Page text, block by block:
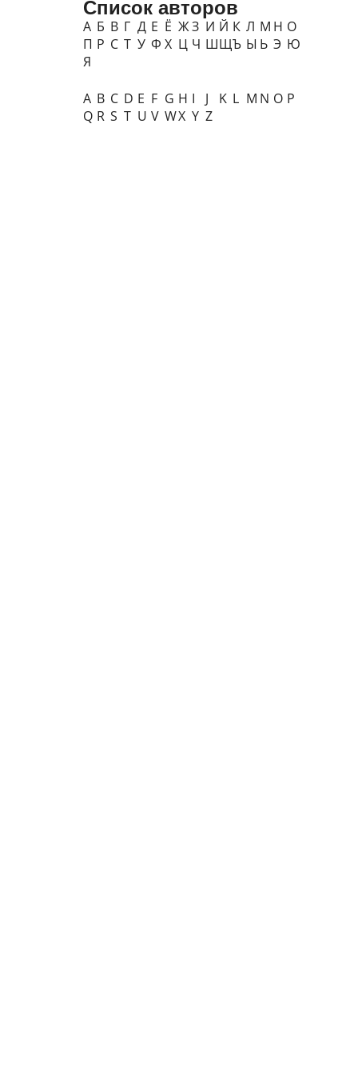
Список авторов
А Б В Г Д Е Ё ЖЗ И Й К Л М Н О
П Р С Т У Ф Х Ц Ч ШЩЪ Ы Ь Э Ю
Я
A B C D E F G H I J K L M N O P
Q R S T U V WX Y Z